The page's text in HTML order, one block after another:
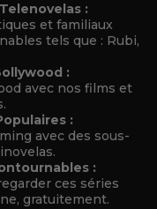
:
et familiaux
tels que : Rubi,
:
avec nos films et
:
avec des sous-
:
ces séries
gratuitement.